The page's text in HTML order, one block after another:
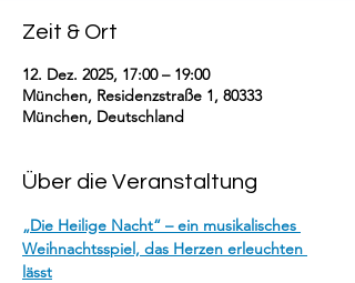
Zeit & Ort
12. Dez. 2025, 17:00 – 19:00
München, Residenzstraße 1, 80333
München, Deutschland
Über die Veranstaltung
„Die Heilige Nacht“ – ein musikalisches
Weihnachtsspiel, das Herzen erleuchten
lässt